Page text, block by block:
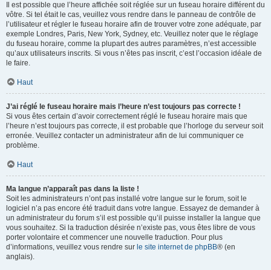
Il est possible que l’heure affichée soit réglée sur un fuseau horaire différent du
vôtre. Si tel était le cas, veuillez vous rendre dans le panneau de contrôle de
l’utilisateur et régler le fuseau horaire afin de trouver votre zone adéquate, par
exemple Londres, Paris, New York, Sydney, etc. Veuillez noter que le réglage
du fuseau horaire, comme la plupart des autres paramètres, n’est accessible
qu’aux utilisateurs inscrits. Si vous n’êtes pas inscrit, c’est l’occasion idéale de
le faire.
Haut
J’ai réglé le fuseau horaire mais l’heure n’est toujours pas correcte !
Si vous êtes certain d’avoir correctement réglé le fuseau horaire mais que
l’heure n’est toujours pas correcte, il est probable que l’horloge du serveur soit
erronée. Veuillez contacter un administrateur afin de lui communiquer ce
problème.
Haut
Ma langue n’apparaît pas dans la liste !
Soit les administrateurs n’ont pas installé votre langue sur le forum, soit le
logiciel n’a pas encore été traduit dans votre langue. Essayez de demander à
un administrateur du forum s’il est possible qu’il puisse installer la langue que
vous souhaitez. Si la traduction désirée n’existe pas, vous êtes libre de vous
porter volontaire et commencer une nouvelle traduction. Pour plus
d’informations, veuillez vous rendre sur le site internet de phpBB® (en
anglais).